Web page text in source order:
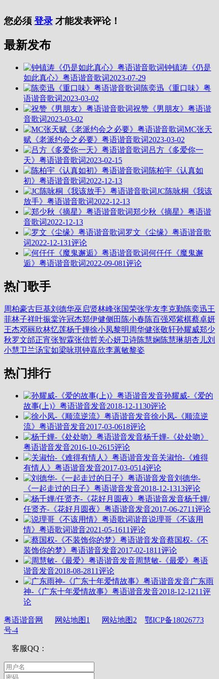
您必须 登录 才能发表评论！
最新发布
钟镇涛《仍是
如此真心》粤语谐音歌词2023-07-29
陈奕迅《重口味》粤
语谐音歌词2023-03-02
祝赞《男朋友》粤语谐
音歌词2023-03-02
MC张天
赋《老派约会之必要》粤语谐音歌词2023-03-02
吕方《多爱你一
天》粤语谐音歌词2023-02-15
陈柏宇《认真如
初》粤语谐音歌词2022-12-13
JC陈咏桐《我该
放手》粤语谐音歌词2022-12-13
郑少秋《摘星》粤语谐
音歌词2022-12-13
罗文《尘缘》粤语谐音歌
词2022-12-131评论
何仟仟《魔鬼邂
逅》粤语谐音歌词2022-09-081评论
热门歌手
周柏豪古巨基刘德华巫启贤林峰张国荣张学友李克勤陈奕迅王
菲林子祥叶振棠许冠杰郑伊健侧田 陈小春陈百强邓紫棋蔡卓妍
王杰邓丽欣林忆莲杨千嬅徐小凤黎明 周华健张敬轩孙耀威郑少
秋罗文邰正宵张智霖张信哲关心妍卫诗陈慧娴陈慧琳胡杏儿刘
小慧卫兰汤宝如梁咏琪钟嘉欣李蕙敏黎姿
热门排行
孙耀威-《爱的
故事(上)》粤语谐音发音2018-12-1130评论
徐小凤-《顺流逆
流》粤语谐音发音2017-03-0618评论
杨千嬅-《处处吻》
粤语谐音发音2016-10-2615评论
关淑怡-《难得
有情人》粤语谐音发音2017-03-0514评论
刘德华-
《一起走过的日子》粤语谐音发音2018-12-1313评论
杨千嬅/
任贤齐-《花好月圆夜》粤语谐音发音2017-06-2711评论
说理哥《不该用
情》粤语歌词谐音2021-05-1611评论
蔡国权-《不
装饰你的梦》粤语谐音发音2017-02-1811评论
周慧敏-《最爱》粤语
谐音发音2018-08-2811评论
广东雨
神-《广东十年爱情故事》粤语谐音发音2018-12-1211评
论
粤语谐音网 网站地图1 网站地图2
鄂ICP备18026773
号-4
客服QQ：